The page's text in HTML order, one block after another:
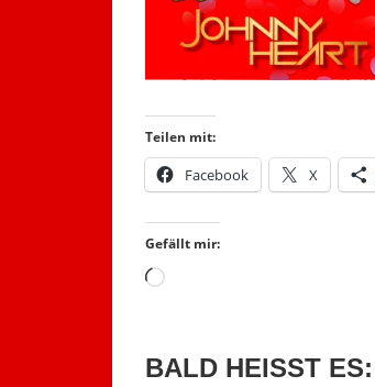
Teilen mit:
Facebook X
Gefällt mir:
Wird
BALD HEISST